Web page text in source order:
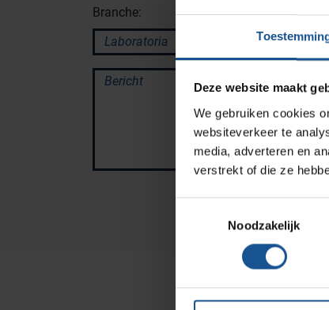
Deze website maakt
We gebruiken cookies
websiteverkeer te
media, adverteren en
verstrekt of die ze
Noodzakelijk
Branche:
Bericht
Laboratoria
Cleanrooms
Logistiek en opslag
Afvalinzamelaars
Farmaceutische industrie
Solutions
RVS Werkplekinrichting
Modulaire
Opslagsystemen en
voorraadbeheer